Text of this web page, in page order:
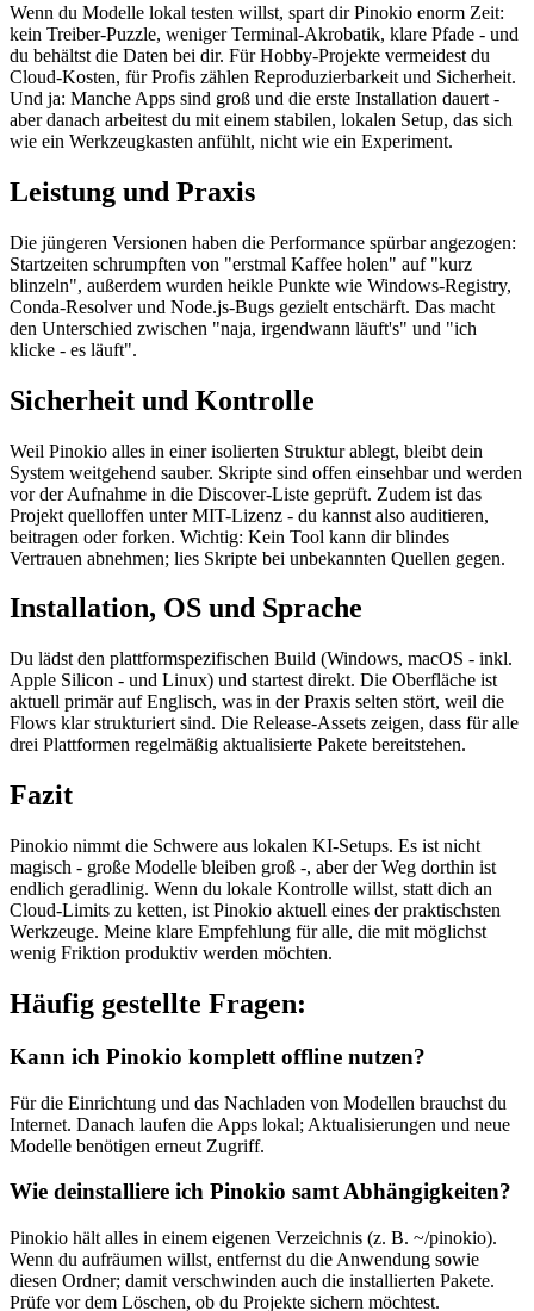
Wenn du Modelle lokal testen willst, spart dir Pinokio enorm Zeit:
kein Treiber-Puzzle, weniger Terminal-Akrobatik, klare Pfade - und
du behältst die Daten bei dir. Für Hobby-Projekte vermeidest du
Cloud-Kosten, für Profis zählen Reproduzierbarkeit und Sicherheit.
Und ja: Manche Apps sind groß und die erste Installation dauert -
aber danach arbeitest du mit einem stabilen, lokalen Setup, das sich
wie ein Werkzeugkasten anfühlt, nicht wie ein Experiment.
Leistung und Praxis
Die jüngeren Versionen haben die Performance spürbar angezogen:
Startzeiten schrumpften von "erstmal Kaffee holen" auf "kurz
blinzeln", außerdem wurden heikle Punkte wie Windows-Registry,
Conda-Resolver und Node.js-Bugs gezielt entschärft. Das macht
den Unterschied zwischen "naja, irgendwann läuft's" und "ich
klicke - es läuft".
Sicherheit und Kontrolle
Weil Pinokio alles in einer isolierten Struktur ablegt, bleibt dein
System weitgehend sauber. Skripte sind offen einsehbar und werden
vor der Aufnahme in die Discover-Liste geprüft. Zudem ist das
Projekt quelloffen unter MIT-Lizenz - du kannst also auditieren,
beitragen oder forken. Wichtig: Kein Tool kann dir blindes
Vertrauen abnehmen; lies Skripte bei unbekannten Quellen gegen.
Installation, OS und Sprache
Du lädst den plattformspezifischen Build (Windows, macOS - inkl.
Apple Silicon - und Linux) und startest direkt. Die Oberfläche ist
aktuell primär auf Englisch, was in der Praxis selten stört, weil die
Flows klar strukturiert sind. Die Release-Assets zeigen, dass für alle
drei Plattformen regelmäßig aktualisierte Pakete bereitstehen.
Fazit
Pinokio nimmt die Schwere aus lokalen KI-Setups. Es ist nicht
magisch - große Modelle bleiben groß -, aber der Weg dorthin ist
endlich geradlinig. Wenn du lokale Kontrolle willst, statt dich an
Cloud-Limits zu ketten, ist Pinokio aktuell eines der praktischsten
Werkzeuge. Meine klare Empfehlung für alle, die mit möglichst
wenig Friktion produktiv werden möchten.
Häufig gestellte Fragen:
Kann ich Pinokio komplett offline nutzen?
Für die Einrichtung und das Nachladen von Modellen brauchst du
Internet. Danach laufen die Apps lokal; Aktualisierungen und neue
Modelle benötigen erneut Zugriff.
Wie deinstalliere ich Pinokio samt Abhängigkeiten?
Pinokio hält alles in einem eigenen Verzeichnis (z. B. ~/pinokio).
Wenn du aufräumen willst, entfernst du die Anwendung sowie
diesen Ordner; damit verschwinden auch die installierten Pakete.
Prüfe vor dem Löschen, ob du Projekte sichern möchtest.